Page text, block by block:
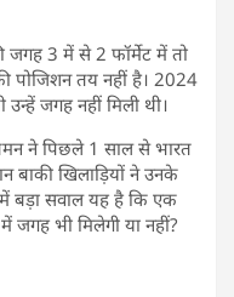
जगह 3 में से 2 फॉर्मेट में तो
पोजिशन तय नहीं है। 2024
जगह नहीं मिली थी।
ने पिछले 1 साल से भारत
बाकी खिलाड़ियों ने उनके
बड़ा सवाल यह है कि एक
जगह भी मिलेगी या नहीं?